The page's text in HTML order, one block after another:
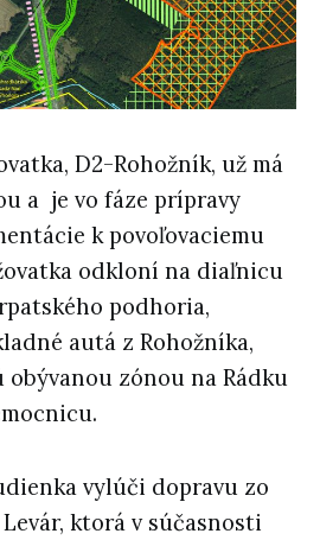
D2-Rohožník, už má
a je vo fáze prípravy
k povoľovaciemu
odkloní na diaľnicu
podhoria,
autá z Rohožníka,
zónou na Rádku
vylúči dopravu zo
ktorá v súčasnosti